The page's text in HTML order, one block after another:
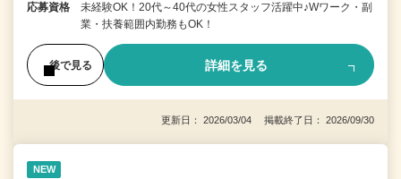
応募資格
未経験OK！20代～40代の女性スタッフ活躍中♪Wワーク・副
業・扶養範囲内勤務もOK！
後で見る 詳細を見る
更新日： 2026/03/04 掲載終了日： 2026/09/30
NEW